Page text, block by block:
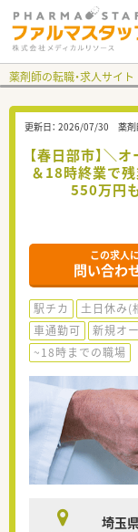
薬剤師の転職・求人サイ
更新日： 2026/07/30 薬剤
【春日部市】＼
＆18時終業で
550万円
この求人に
問い合わ
駅チカ 土日休み(
車通勤可
新規オ
~18時までの職場
埼玉